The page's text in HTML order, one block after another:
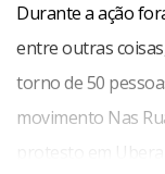
Durante a ação
entre outras
torno de 50
movimento Nas
protesto em